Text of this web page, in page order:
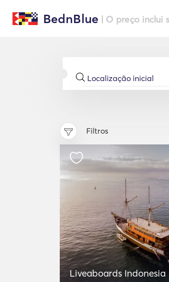
BednBlue | O preço
Filtros
Liveaboards Indonesia